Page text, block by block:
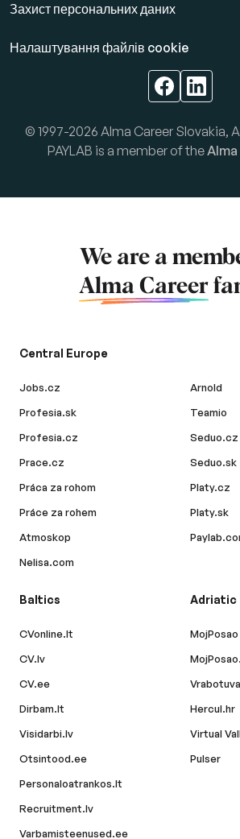
Захист персональних даних
Налаштування файлів cookie
© 1997-2026 Alma Career Slovakia,
PAYLAB is a member of the
We are a
Alma Career
Central Europe
Jobs.cz
Profesia.sk
Profesia.cz
Prace.cz
Práca za rohom
Práce za rohem
Atmoskop
Nelisa.com
Arnold
Teamio
Seduo.cz
Seduo.sk
Platy.cz
Platy.sk
Baltics
CVonline.lt
CV.lv
CV.ee
Dirbam.lt
Visidarbi.lv
Otsintood.ee
Personaloatrankos.lt
Recruitment.lv
Varbamisteenused.ee
Adriatic
MojPosao
Hercul.hr
Virtual
Pulser